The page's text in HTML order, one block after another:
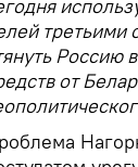
третьими
Россию
от